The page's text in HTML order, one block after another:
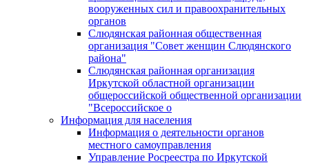
вооруженных сил и правоохранительных
органов
Слюдянская районная общественная
организация "Совет женщин Слюдянского
района"
Слюдянская районная организация
Иркутской областной организации
общероссийской общественной организации
"Всероссийское о
Информация для населения
Информация о деятельности органов
местного самоуправления
Управление Росреестра по Иркутской